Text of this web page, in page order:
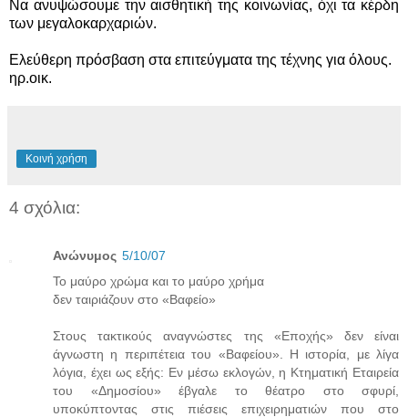
Να ανυψώσουμε την αισθητική της κοινωνίας, όχι τα κέρδη
των μεγαλοκαρχαριών.
Ελεύθερη πρόσβαση στα επιτεύγματα της τέχνης για όλους.
ηρ.οικ.
Κοινή χρήση
4 σχόλια:
Ανώνυμος 5/10/07
Το μαύρο χρώμα και το μαύρο χρήμα
δεν ταιριάζουν στο «Βαφείο»
Στους τακτικούς αναγνώστες της «Εποχής» δεν είναι
άγνωστη η περιπέτεια του «Βαφείου». Η ιστορία, με λίγα
λόγια, έχει ως εξής: Εν μέσω εκλογών, η Κτηματική Εταιρεία
του «Δημοσίου» έβγαλε το θέατρο στο σφυρί,
υποκύπτοντας στις πιέσεις επιχειρηματιών που στο